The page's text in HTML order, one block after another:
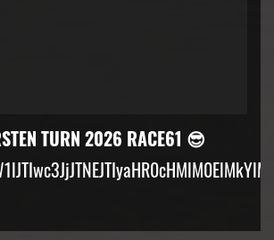
TURN 2026 RACE61 😎